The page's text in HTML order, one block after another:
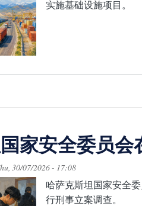
实施基础设施项目。
家安全委员会
30/07/2026 - 17:08
哈萨克斯坦国家安全
行刑事立案调查。